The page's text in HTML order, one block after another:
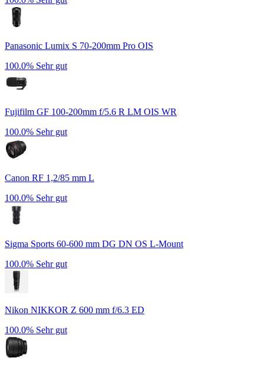
Panasonic Lumix S 70-200mm Pro OIS
100.0% Sehr gut
Fujifilm GF 100-200mm f/5.6 R LM OIS WR
100.0% Sehr gut
Canon RF 1,2/85 mm L
100.0% Sehr gut
Sigma Sports 60-600 mm DG DN OS L-Mount
100.0% Sehr gut
Nikon NIKKOR Z 600 mm f/6.3 ED
100.0% Sehr gut